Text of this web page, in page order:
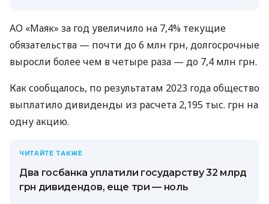
АО «Маяк» за год увеличило на 7,4% текущие
обязательства — почти до 6 млн грн, долгосрочные
выросли более чем в четыре раза — до 7,4 млн грн.
Как сообщалось, по результатам 2023 года общество
выплатило дивиденды из расчета 2,195 тыс. грн на
одну акцию.
ЧИТАЙТЕ ТАКЖЕ
Два госбанка уплатили государству 32 млрд
грн дивидендов, еще три — ноль